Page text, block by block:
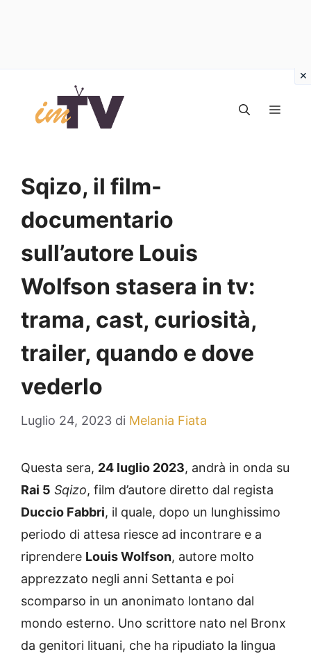
contenuto
Sqizo, il film-
documentario
sull’autore Louis
Wolfson stasera in tv:
trama, cast, curiosità,
trailer, quando e dove
vederlo
Luglio 24, 2023 di Melania Fiata
Questa sera, 24 luglio 2023, andrà in onda su
Rai 5 Sqizo, film d’autore diretto dal regista
Duccio Fabbri, il quale, dopo un lunghissimo
periodo di attesa riesce ad incontrare e a
riprendere Louis Wolfson, autore molto
apprezzato negli anni Settanta e poi
scomparso in un anonimato lontano dal
mondo esterno. Uno scrittore nato nel Bronx
da genitori lituani, che ha ripudiato la lingua